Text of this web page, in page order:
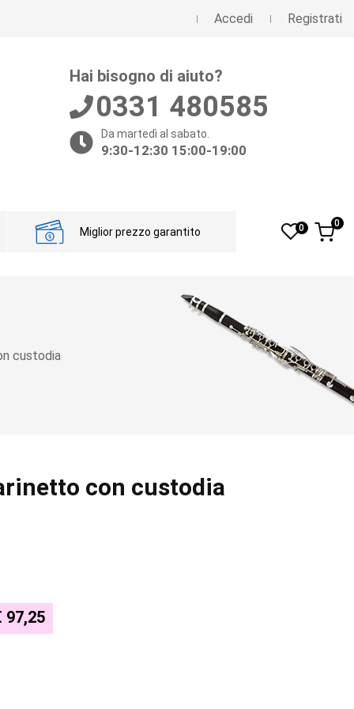
Accedi Registrati
Hai bisogno di aiuto?
0331 480585
Da martedì al sabato.
9:30-12:30 15:00-19:00
Miglior prezzo garantito 0 0
custodia
con custodia
97,25